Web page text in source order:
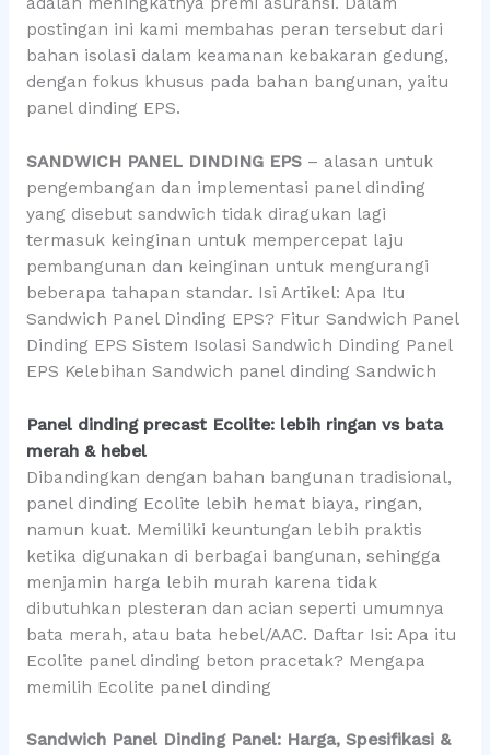
postingan ini kami membahas peran tersebut dari
bahan isolasi dalam keamanan kebakaran gedung,
dengan fokus khusus pada bahan bangunan, yaitu
panel dinding EPS.
SANDWICH PANEL DINDING EPS– alasan untuk
pengembangan dan implementasi panel dinding
yang disebut sandwich tidak diragukan lagi
termasuk keinginan untuk mempercepat laju
pembangunan dan keinginan untuk mengurangi
beberapa tahapan standar. Isi Artikel: Apa Itu
Sandwich Panel Dinding EPS? Fitur Sandwich Panel
Dinding EPS Sistem Isolasi Sandwich Dinding Panel
EPS Kelebihan Sandwich panel dinding Sandwich
Panel dinding precast Ecolite: lebih ringan vs bata
merah & hebel
Dibandingkan dengan bahan bangunan tradisional,
panel dinding Ecolite lebih hemat biaya, ringan,
namun kuat. Memiliki keuntungan lebih praktis
ketika digunakan di berbagai bangunan, sehingga
menjamin harga lebih murah karena tidak
dibutuhkan plesteran dan acian seperti umumnya
bata merah, atau bata hebel/AAC. Daftar Isi: Apa itu
Ecolite panel dinding beton pracetak? Mengapa
memilih Ecolite panel dinding
Sandwich Panel Dinding Panel: Harga, Spesifikasi &